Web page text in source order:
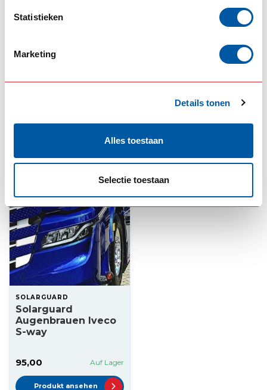
Statistieken
Marketing
Details tonen
Alles toestaan
Selectie toestaan
DAF NGD
79,00
wütend auf den
95,00
SOLARGUARD
Solarguard
Augenbrauen Iveco
S-way
95,00 Auf Lager
Produkt ansehen